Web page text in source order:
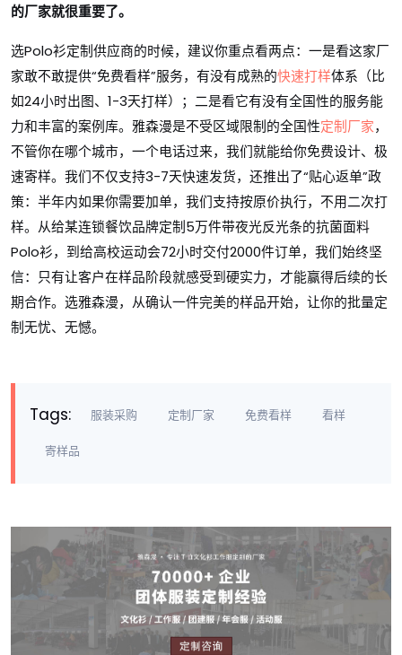
的厂家就很重要了。
选Polo衫定制供应商的时候，建议你重点看两点：一是看这家厂
家敢不敢提供“免费看样”服务，有没有成熟的快速打样体系（比
如24小时出图、1-3天打样）；二是看它有没有全国性的服务能
力和丰富的案例库。雅森漫是不受区域限制的全国性定制厂家，
不管你在哪个城市，一个电话过来，我们就能给你免费设计、极
速寄样。我们不仅支持3-7天快速发货，还推出了“贴心返单”政
策：半年内如果你需要加单，我们支持按原价执行，不用二次打
样。从给某连锁餐饮品牌定制5万件带夜光反光条的抗菌面料
Polo衫，到给高校运动会72小时交付2000件订单，我们始终坚
信：只有让客户在样品阶段就感受到硬实力，才能赢得后续的长
期合作。选雅森漫，从确认一件完美的样品开始，让你的批量定
制无忧、无憾。
Tags: 服装采购 定制厂家 免费看样 看样
寄样品